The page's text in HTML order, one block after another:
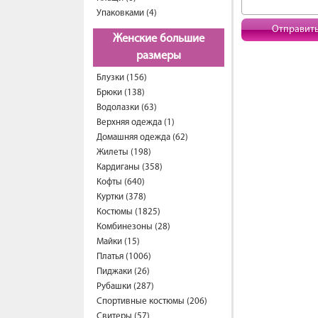
Упаковками (4)
Женские большие
размеры
Блузки (156)
Брюки (138)
Водолазки (63)
Верхняя одежда (1)
Домашняя одежда (62)
Жилеты (198)
Кардиганы (358)
Кофты (640)
Куртки (378)
Костюмы (1825)
Комбинезоны (28)
Майки (15)
Платья (1006)
Пиджаки (26)
Рубашки (287)
Спортивные костюмы (206)